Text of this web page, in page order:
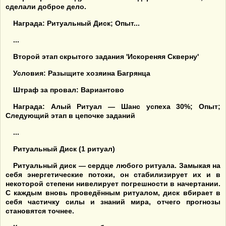
сделали доброе дело.
Награда: Ритуальный Диск; Опыт...
...
Второй этап скрытого задания 'Искореняя Скверну'
Условия: Разыщите хозяина Багрянца
Штраф за провал: Вариантово
Награда: Алый Ритуал — Шанс успеха 30%; Опыт;
Следующий этап в цепочке заданий
...
Ритуальный Диск (1 ритуал)
Ритуальный диск — сердце любого ритуала. Замыкая на
себя энергетические потоки, он стабилизирует их и в
некоторой степени нивелирует погрешности в начертании.
С каждым вновь проведённым ритуалом, диск вбирает в
себя частичку силы и знаний мира, отчего прогнозы
становятся точнее.